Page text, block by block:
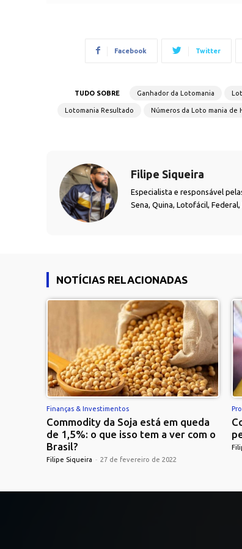
Facebook Twitter
TUDO SOBRE Ganhador da Lotomania
Lotomania Resultado Números da Loto mania de
Filipe Siqueira
Especialista e responsável
Sena, Quina, Lotofácil,
NOTÍCIAS RELACIONADAS
Finanças & Investimentos
Commodity da Soja está em queda
de 1,5%: o que isso tem a ver com o
Brasil?
Filipe Siqueira - 27 de fevereiro de 2022